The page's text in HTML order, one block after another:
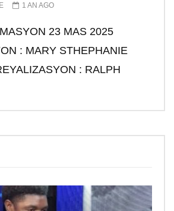
1 AN AGO
23 MAS 2025
: MARY STHEPHANIE
: RALPH